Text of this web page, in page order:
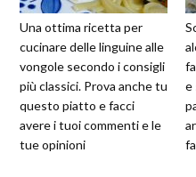
Una ottima ricetta per
cucinare delle linguine alle
vongole secondo i consigli
più classici. Prova anche tu
questo piatto e facci
avere i tuoi commenti e le
tue opinioni
e